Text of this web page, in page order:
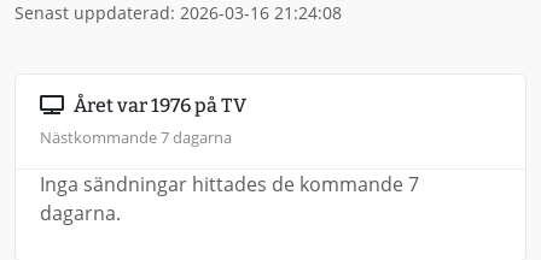
Senast uppdaterad: 2026-03-16 21:24:08
Året var 1976 på TV
Nästkommande 7 dagarna
Inga sändningar hittades de kommande 7
dagarna.